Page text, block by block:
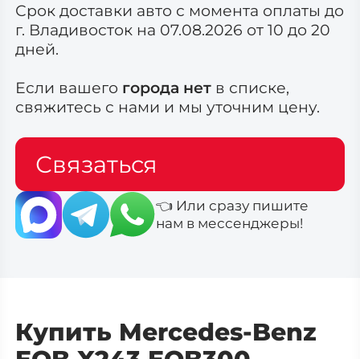
Срок доставки авто с момента оплаты до
г. Владивосток на 07.08.2026 от 10 до 20
дней.
Если вашего города нетв списке,
свяжитесь с нами и мы уточним цену.
Связаться
👈 Или сразу пишите
нам в мессенджеры!
Купить Mercedes-Benz